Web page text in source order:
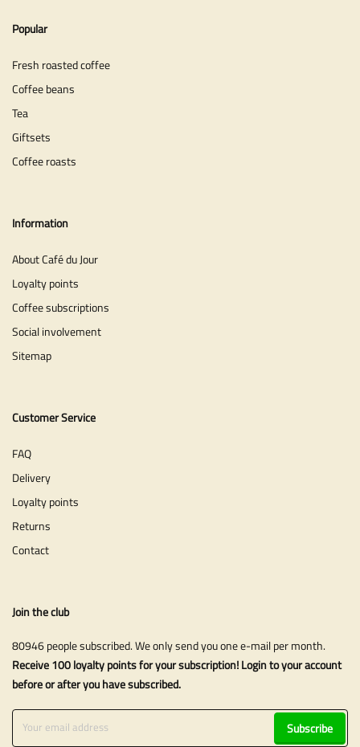
Popular
Fresh roasted coffee
Coffee beans
Tea
Giftsets
Coffee roasts
Information
About Café du Jour
Loyalty points
Coffee subscriptions
Social involvement
Sitemap
Customer Service
FAQ
Delivery
Loyalty points
Returns
Contact
Join the club
80946 people subscribed. We only send you one e-mail per month.
Receive 100 loyalty points for your subscription! Login to your account
before or after you have subscribed.
Subscribe